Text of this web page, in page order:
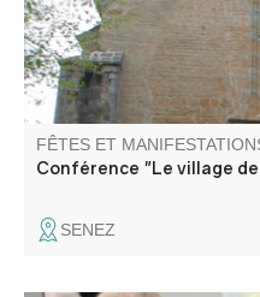
FÊTES ET
Conférence "Le village
SENEZ